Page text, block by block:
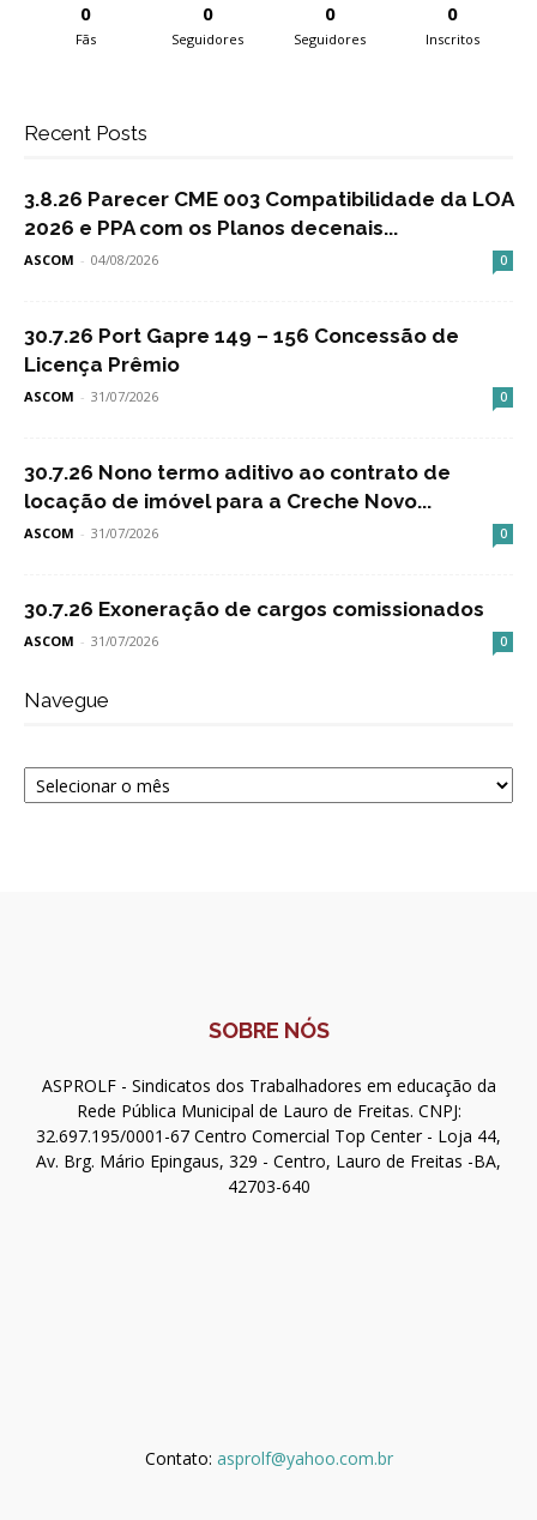
0
Fãs
0
Seguidores
0
Seguidores
0
Inscritos
Recent Posts
3.8.26 Parecer CME 003 Compatibilidade da LOA
2026 e PPA com os Planos decenais...
ASCOM - 04/08/2026 0
30.7.26 Port Gapre 149 – 156 Concessão de
Licença Prêmio
ASCOM - 31/07/2026 0
30.7.26 Nono termo aditivo ao contrato de
locação de imóvel para a Creche Novo...
ASCOM - 31/07/2026 0
30.7.26 Exoneração de cargos comissionados
ASCOM - 31/07/2026 0
Navegue
Navegue
SOBRE NÓS
ASPROLF - Sindicatos dos Trabalhadores em educação da
Rede Pública Municipal de Lauro de Freitas. CNPJ:
32.697.195/0001-67 Centro Comercial Top Center - Loja 44,
Av. Brg. Mário Epingaus, 329 - Centro, Lauro de Freitas -BA,
42703-640
Contato: asprolf@yahoo.com.br